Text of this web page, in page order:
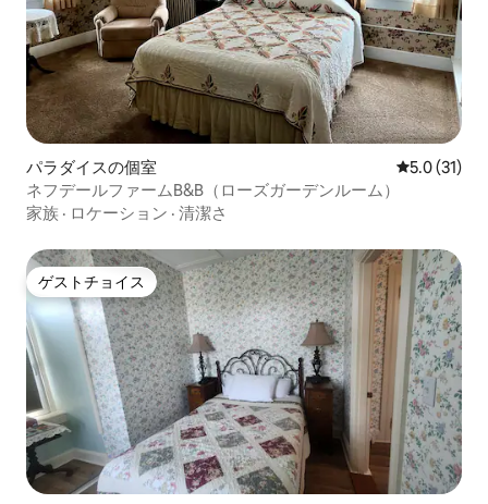
パラダイスの個室 レビュー31
5.0 (31)
ネフデールファームB&B（ローズガーデンルーム）
家族 · ロケーション · 清潔さ
ゲストチョイス
ゲストチョイス